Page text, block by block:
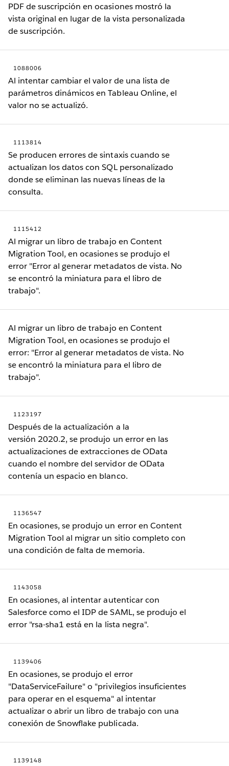
PDF de suscripción en ocasiones mostró la
vista original en lugar de la vista personalizada
de suscripción.
1088006
Al intentar cambiar el valor de una lista de
parámetros dinámicos en Tableau Online, el
valor no se actualizó.
1113814
Se producen errores de sintaxis cuando se
actualizan los datos con SQL personalizado
donde se eliminan las nuevas líneas de la
consulta.
1115412
Al migrar un libro de trabajo en Content
Migration Tool, en ocasiones se produjo el
error "Error al generar metadatos de vista. No
se encontró la miniatura para el libro de
trabajo".
Al migrar un libro de trabajo en Content
Migration Tool, en ocasiones se produjo el
error: "Error al generar metadatos de vista. No
se encontró la miniatura para el libro de
trabajo".
1123197
Después de la actualización a la
versión 2020.2, se produjo un error en las
actualizaciones de extracciones de OData
cuando el nombre del servidor de OData
contenía un espacio en blanco.
1136547
En ocasiones, se produjo un error en Content
Migration Tool al migrar un sitio completo con
una condición de falta de memoria.
1143058
En ocasiones, al intentar autenticar con
Salesforce como el IDP de SAML, se produjo el
error "rsa-sha1 está en la lista negra".
1139406
En ocasiones, se produjo el error
"DataServiceFailure" o "privilegios insuficientes
para operar en el esquema" al intentar
actualizar o abrir un libro de trabajo con una
conexión de Snowflake publicada.
1139148